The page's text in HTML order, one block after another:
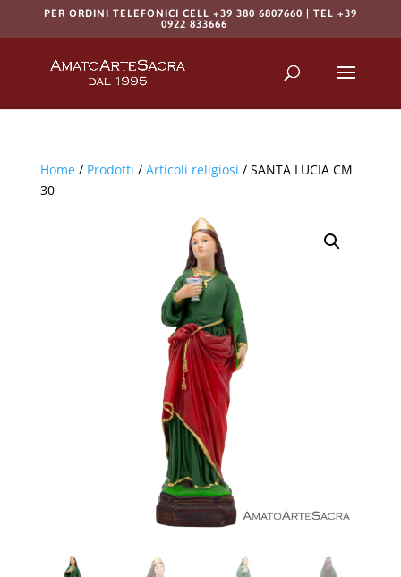
PER ORDINI TELEFONICI CELL +39 380 6807660 | TEL +39
0922 833666
Home/ Prodotti / Articoli religiosi / SANTA LUCIA CM
30